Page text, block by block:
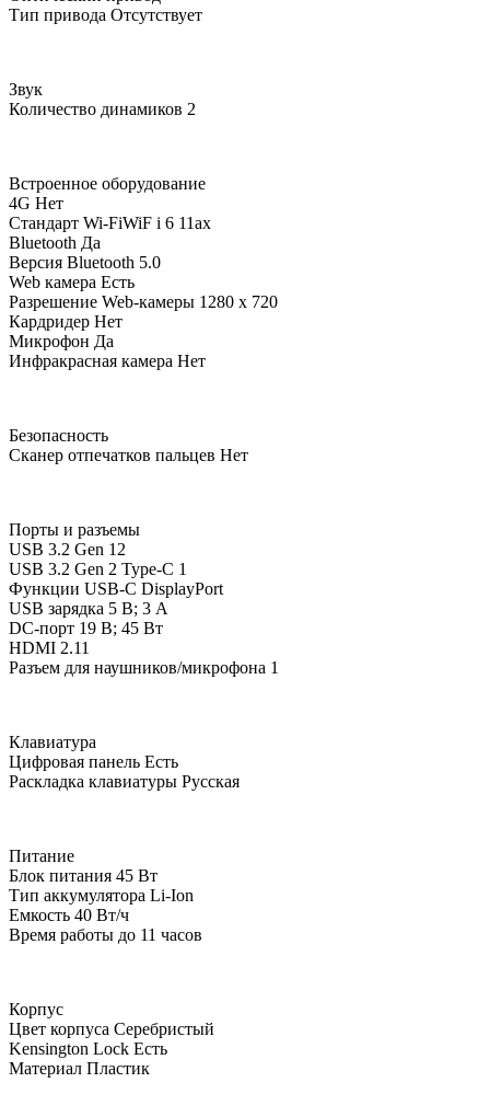
Тип привода Отсутствует
Звук
Количество динамиков 2
Встроенное оборудование
4G Нет
Стандарт Wi-FiWiF i 6 11ax
Bluetooth Да
Версия Bluetooth 5.0
Web камера Есть
Разрешение Web-камеры 1280 x 720
Кардридер Нет
Микрофон Да
Инфракрасная камера Нет
Безопасность
Сканер отпечатков пальцев Нет
Порты и разъемы
USB 3.2 Gen 1 2
USB 3.2 Gen 2 Type-C 1
Функции USB-C DisplayPort
USB зарядка 5 В; 3 A
DC-порт 19 В; 45 Вт
HDMI 2.11
Разъем для наушников/микрофона 1
Клавиатура
Цифровая панель Есть
Раскладка клавиатуры Русская
Питание
Блок питания 45 Вт
Тип аккумулятора Li-Ion
Емкость 40 Вт/ч
Время работы до 11 часов
Корпус
Цвет корпуса Серебристый
Kensington Lock Есть
Материал Пластик